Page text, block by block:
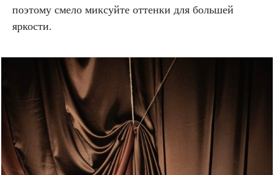
поэтому смело миксуйте оттенки для большей
яркости.